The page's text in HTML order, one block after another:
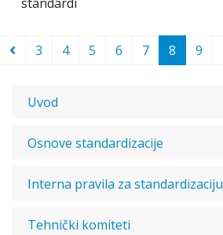
3 4 5 6 7 8 9
Uvod
Osnove standardizacije
Interna pravila za standardizaciju
Tehnički komiteti